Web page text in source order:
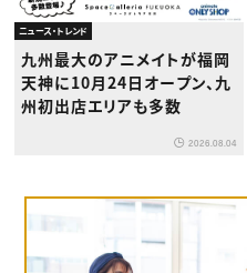
ニュース・トレンド
九州最大のアニメイトが福岡
天神に10月24日オープン、九
州初出店エリアも多数
2026.08.04